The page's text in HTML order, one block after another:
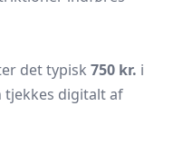
det typisk 750 kr. i
digitalt af